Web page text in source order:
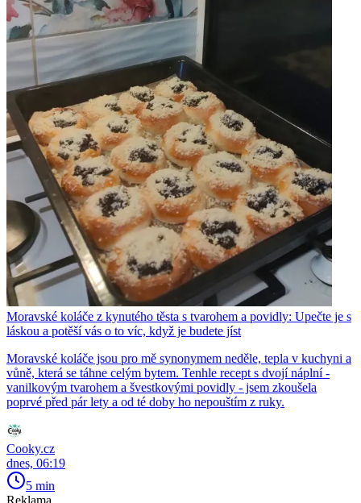
Moravské koláče z kynutého těsta s tvarohem a povidly: Upečte je s
láskou a potěší vás o to víc, když je budete jíst
Moravské koláče jsou pro mě synonymem neděle, tepla v kuchyni a
vůně, která se táhne celým bytem. Tenhle recept s dvojí náplní -
vanilkovým tvarohem a švestkovými povidly - jsem zkoušela
poprvé před pár lety a od té doby ho nepouštím z ruky.
Cooky.cz
dnes, 06:19
5 min
Reklama